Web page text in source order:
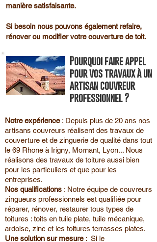
manière satisfaisante.
Si besoin nous pouvons également refaire,
rénover ou modifier votre couverture de toit.
Pourquoi faire appel
pour vos travaux à un
artisan couvreur
professionnel ?
Notre expérience : Depuis plus de 20 ans nos
artisans couvreurs réalisent des travaux de
couverture et de zinguerie de qualité dans tout
le 69 Rhone à Irigny, Mornant, Lyon... Nous
réalisons des travaux de toiture aussi bien
pour les particuliers et que pour les
entreprises.
Nos qualifications : Notre équipe de couvreurs
zingueurs professionnels est qualifiée pour
réparer, rénover, restaurer tous types de
toitures : toits en tuile plate, tuile mécanique,
ardoise, zinc et les toitures terrasses plates.
Une solution sur mesure: Si le